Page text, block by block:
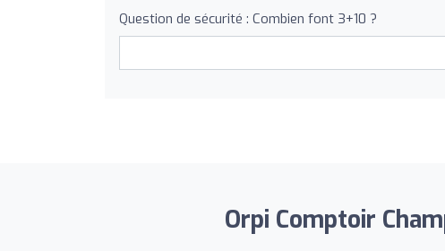
Question de sécurité : Combien font 3+10 ?
Orpi Comptoir